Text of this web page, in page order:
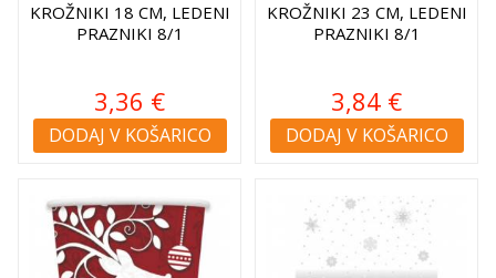
KROŽNIKI 18 CM, LEDENI
PRAZNIKI 8/1
3,36 €
DODAJ V KOŠARICO
KROŽNIKI 23 CM, LEDENI
PRAZNIKI 8/1
3,84 €
DODAJ V KOŠARICO